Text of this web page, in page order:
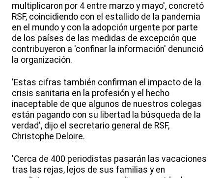
multiplicaron por 4 entre marzo y mayo', concretó
RSF, coincidiendo con el estallido de la pandemia
en el mundo y con la adopción urgente por parte
de los países de las medidas de excepción que
contribuyeron a 'confinar la información' denunció
la organización.
'Estas cifras también confirman el impacto de la
crisis sanitaria en la profesión y el hecho
inaceptable de que algunos de nuestros colegas
están pagando con su libertad la búsqueda de la
verdad', dijo el secretario general de RSF,
Christophe Deloire.
'Cerca de 400 periodistas pasarán las vacaciones
tras las rejas, lejos de sus familias y en